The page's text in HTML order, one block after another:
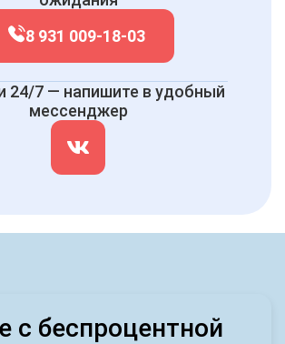
8 931 009-18-03
24/7 — напишите в удобный
мессенджер
с беспроцентной